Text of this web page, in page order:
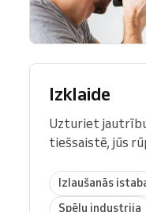
Izklaide
Uzturiet
tiešsaistē, jūs
Izlaušanās
Spēļu industrija